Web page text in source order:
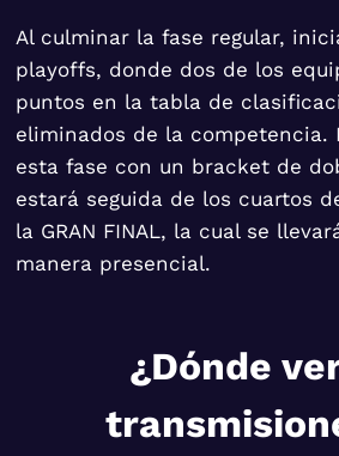
Al culminar la fase regular,
playoffs, donde dos de los
puntos en la tabla de
eliminados de la competencia.
esta fase con un bracket de
estará seguida de los cuartos
la GRAN FINAL, la cual se
manera presencial.
¿Dónde